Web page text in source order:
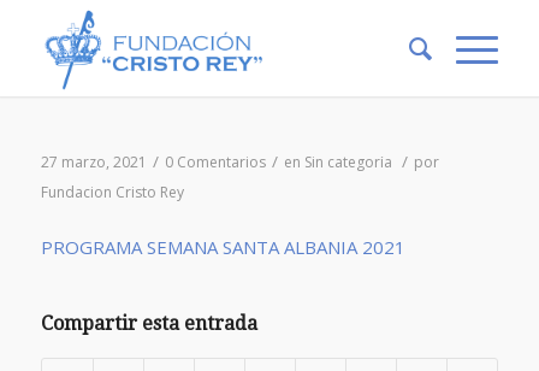
27 marzo, 2021 / 0 Comentarios / en Sin categoría / por
Fundacion Cristo Rey
PROGRAMA SEMANA SANTA ALBANIA 2021
Compartir esta entrada